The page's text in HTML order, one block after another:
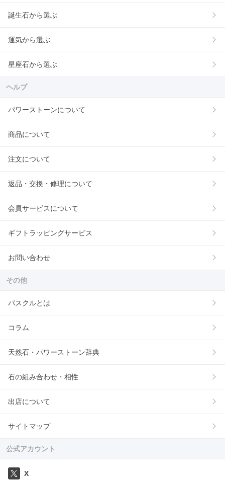
誕生石から選ぶ
運気から選ぶ
星座石から選ぶ
ヘルプ
パワーストーンについて
商品について
注文について
返品・交換・修理について
会員サービスについて
ギフトラッピングサービス
お問い合わせ
その他
パスクルとは
コラム
天然石・パワーストーン辞典
石の組み合わせ・相性
出店について
サイトマップ
公式アカウント
X